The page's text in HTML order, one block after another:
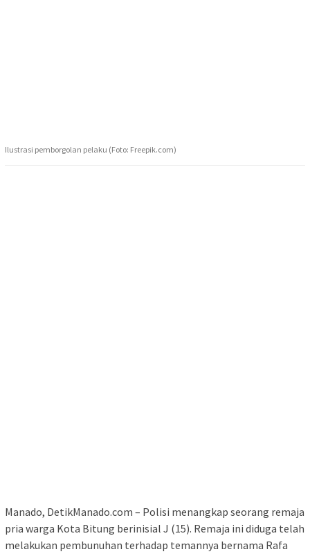
Ilustrasi pemborgolan pelaku (Foto: Freepik.com)
Manado, DetikManado.com – Polisi menangkap seorang remaja
pria warga Kota Bitung berinisial J (15). Remaja ini diduga telah
melakukan pembunuhan terhadap temannya bernama Rafa